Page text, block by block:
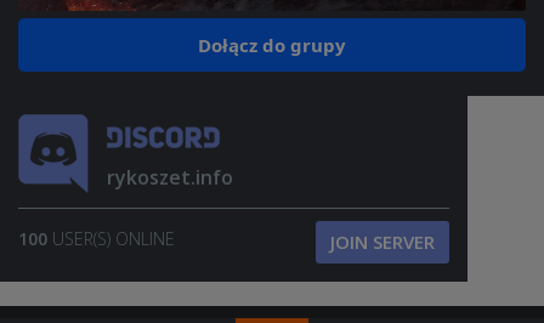
Dołącz do grupy
rykoszet.info
100 USER(S) ONLINE JOIN SERVER